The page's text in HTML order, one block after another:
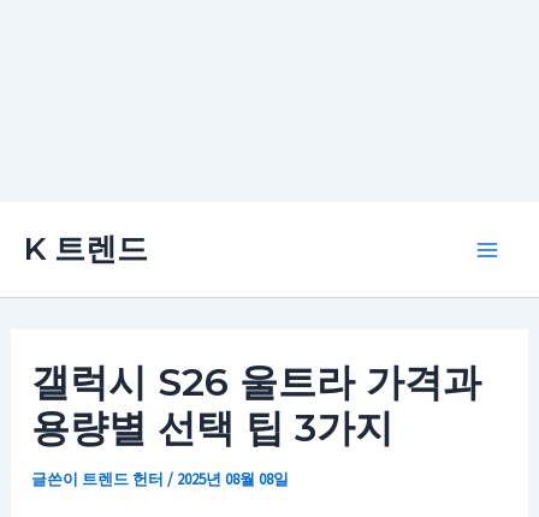
K 트렌드
갤럭시 S26 울트라 가격과
용량별 선택 팁 3가지
글쓴이 트렌드 헌터/ 2025년 08월 08일